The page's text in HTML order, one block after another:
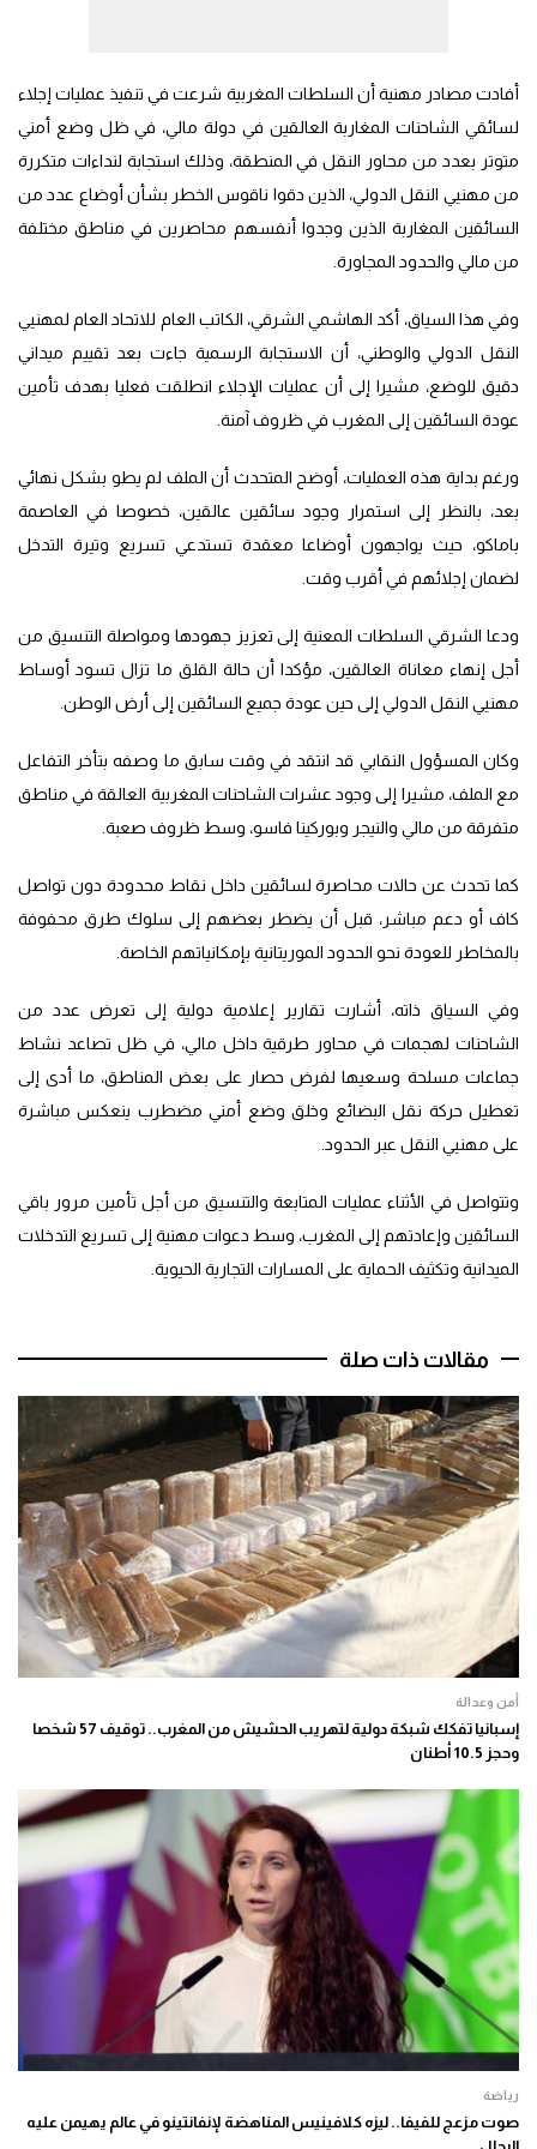
أفادت مصادر مهنية أن السلطات المغربية شرعت في تنفيذ عمليات إجلاء
لسائقي الشاحنات المغاربة العالقين في دولة مالي، في ظل وضع أمني
متوتر بعدد من محاور النقل في المنطقة، وذلك استجابة لنداءات متكررة
من مهنيي النقل الدولي، الذين دقوا ناقوس الخطر بشأن أوضاع عدد من
السائقين المغاربة الذين وجدوا أنفسهم محاصرين في مناطق مختلفة
من مالي والحدود المجاورة.
وفي هذا السياق، أكد الهاشمي الشرقي، الكاتب العام للاتحاد العام لمهنيي
النقل الدولي والوطني، أن الاستجابة الرسمية جاءت بعد تقييم ميداني
دقيق للوضع، مشيرا إلى أن عمليات الإجلاء انطلقت فعليا بهدف تأمين
عودة السائقين إلى المغرب في ظروف آمنة.
ورغم بداية هذه العمليات، أوضح المتحدث أن الملف لم يطو بشكل نهائي
بعد، بالنظر إلى استمرار وجود سائقين عالقين، خصوصا في العاصمة
باماكو، حيث يواجهون أوضاعا معقدة تستدعي تسريع وتيرة التدخل
لضمان إجلائهم في أقرب وقت.
ودعا الشرقي السلطات المعنية إلى تعزيز جهودها ومواصلة التنسيق من
أجل إنهاء معاناة العالقين، مؤكدا أن حالة القلق ما تزال تسود أوساط
مهنيي النقل الدولي إلى حين عودة جميع السائقين إلى أرض الوطن.
وكان المسؤول النقابي قد انتقد في وقت سابق ما وصفه بتأخر التفاعل
مع الملف، مشيرا إلى وجود عشرات الشاحنات المغربية العالقة في مناطق
متفرقة من مالي والنيجر وبوركينا فاسو، وسط ظروف صعبة.
كما تحدث عن حالات محاصرة لسائقين داخل نقاط محدودة دون تواصل
كاف أو دعم مباشر، قبل أن يضطر بعضهم إلى سلوك طرق محفوفة
بالمخاطر للعودة نحو الحدود الموريتانية بإمكانياتهم الخاصة.
وفي السياق ذاته، أشارت تقارير إعلامية دولية إلى تعرض عدد من
الشاحنات لهجمات في محاور طرقية داخل مالي، في ظل تصاعد نشاط
جماعات مسلحة وسعيها لفرض حصار على بعض المناطق، ما أدى إلى
تعطيل حركة نقل البضائع وخلق وضع أمني مضطرب ينعكس مباشرة
على مهنيي النقل عبر الحدود.
وتتواصل في الأثناء عمليات المتابعة والتنسيق من أجل تأمين مرور باقي
السائقين وإعادتهم إلى المغرب، وسط دعوات مهنية إلى تسريع التدخلات
الميدانية وتكثيف الحماية على المسارات التجارية الحيوية.
مقالات ذات صلة
أمن وعدالة
إسبانيا تفكك شبكة دولية لتهريب الحشيش من المغرب.. توقيف 57 شخصا
وحجز 10.5 أطنان
رياضة
صوت مزعج للفيفا.. ليزه كلافينيس المناهضة لإنفانتينو في عالم يهيمن عليه